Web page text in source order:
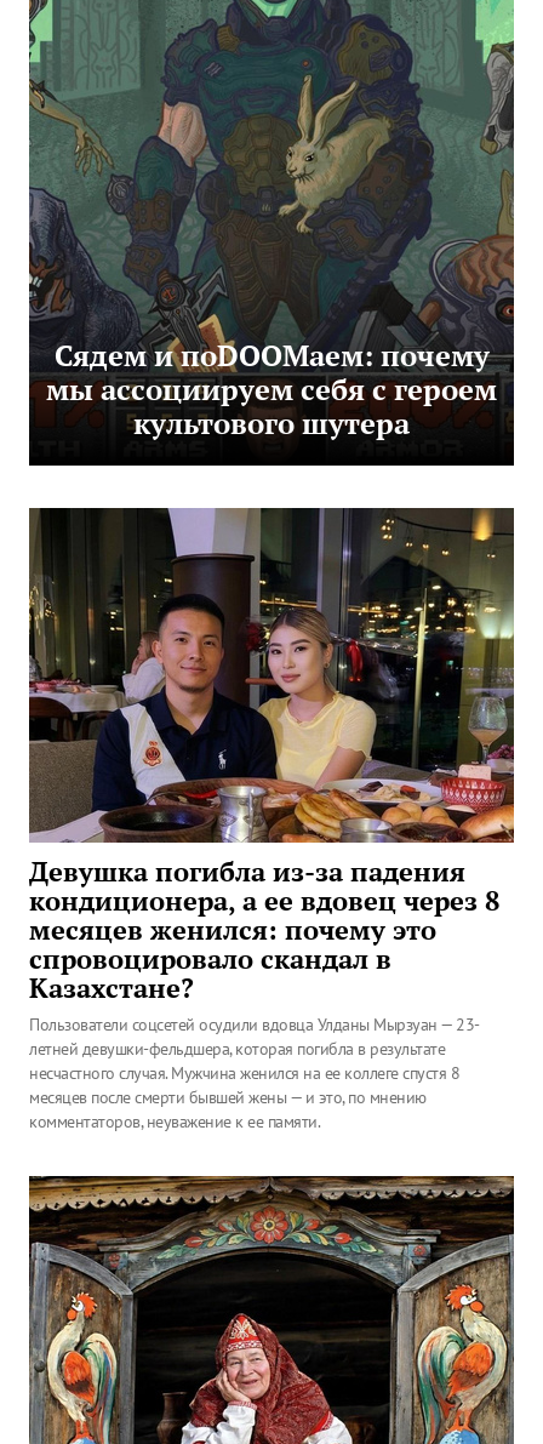
Сядем и поDOOMаем: почему
мы ассоциируем себя с героем
культового шутера
Девушка погибла из-за падения
кондиционера, а ее вдовец через 8
месяцев женился: почему это
спровоцировало скандал в
Казахстане?
Пользователи соцсетей осудили вдовца Улданы Мырзуан — 23-
летней девушки-фельдшера, которая погибла в результате
несчастного случая. Мужчина женился на ее коллеге спустя 8
месяцев после смерти бывшей жены — и это, по мнению
комментаторов, неуважение к ее памяти.